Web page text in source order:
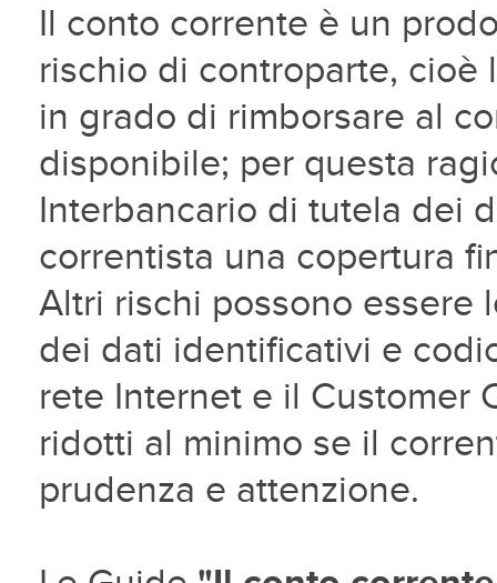
Il conto corrente è un
rischio di controparte, cioè
in grado di rimborsare al
disponibile; per questa
Interbancario di tutela dei
correntista una copertura
Altri rischi possono essere
dei dati identificativi e
rete Internet e il Customer
ridotti al minimo se il
prudenza e attenzione.